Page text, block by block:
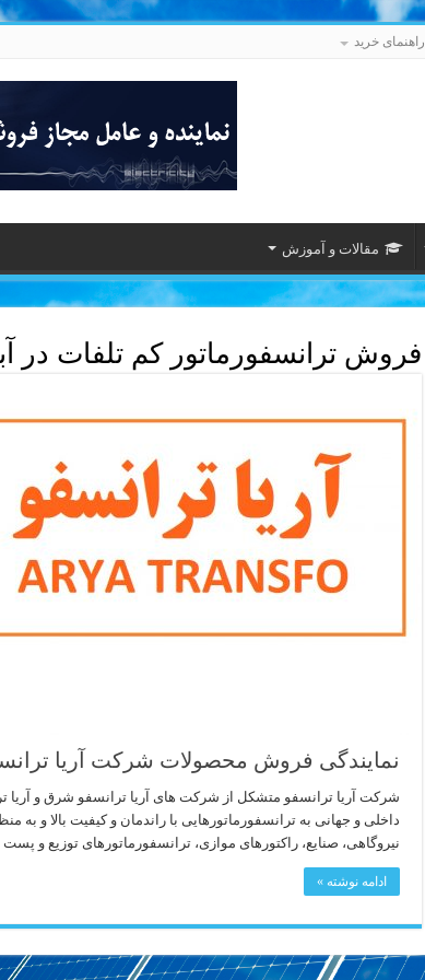
راهنمای خرید
مقالات و آموزش
فروش ترانسفورماتور کم تلفات در
نمایندگی فروش محصولات شرکت آریا
شرکت آریا ترانسفو متشکل از شرکت های آریا ترانسفو شرق و آریا
داخلی و جهانی به ترانسفورماتورهایی با راندمان و کیفیت بالا و به
نیروگاهی، صنایع، راکتورهای موازی، ترانسفورماتورهای توزیع و
ادامه نوشته »